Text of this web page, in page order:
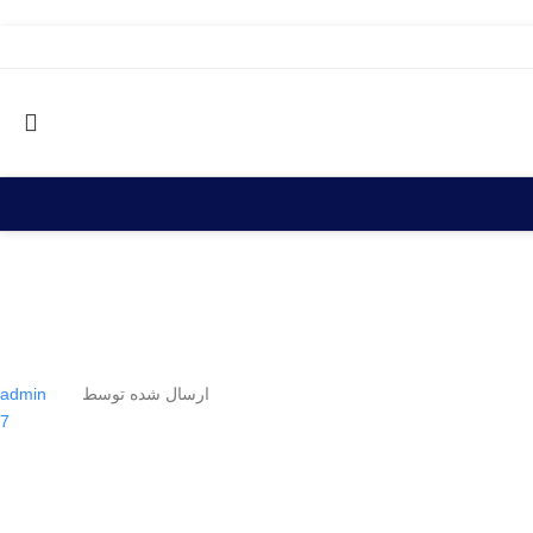
ارسال شده توسط
admin
7